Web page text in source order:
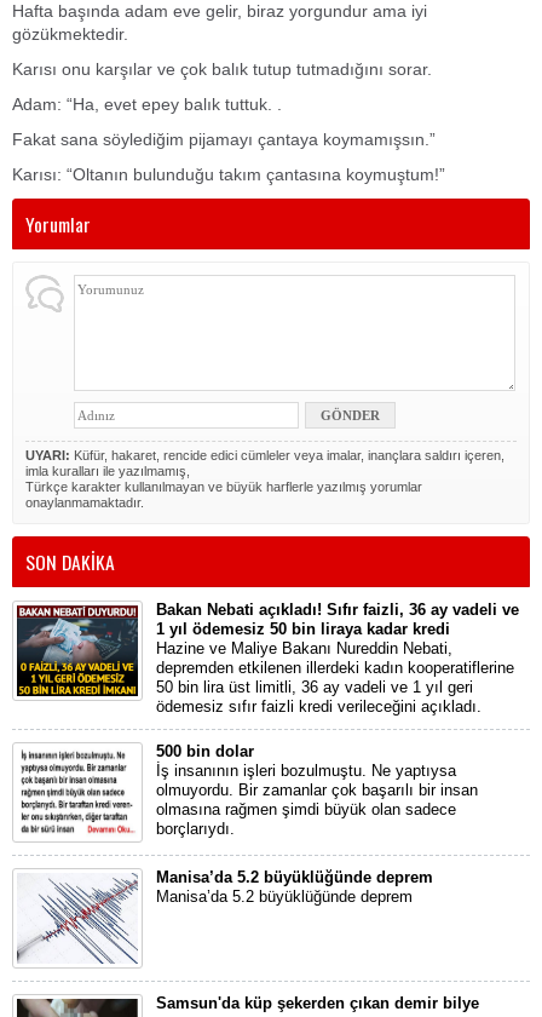
Hafta başında adam eve gelir, biraz yorgundur ama iyi
gözükmektedir.
Karısı onu karşılar ve çok balık tutup tutmadığını sorar.
Adam: “Ha, evet epey balık tuttuk. .
Fakat sana söylediğim pijamayı çantaya koymamışsın.”
Karısı: “Oltanın bulunduğu takım çantasına koymuştum!”
Yorumlar
UYARI: Küfür, hakaret, rencide edici cümleler veya imalar, inançlara saldırı içeren,
imla kuralları ile yazılmamış,
Türkçe karakter kullanılmayan ve büyük harflerle yazılmış yorumlar
onaylanmamaktadır.
SON DAKİKA
Bakan Nebati açıkladı! Sıfır faizli, 36 ay vadeli ve
1 yıl ödemesiz 50 bin liraya kadar kredi
Hazine ve Maliye Bakanı Nureddin Nebati,
depremden etkilenen illerdeki kadın kooperatiflerine
50 bin lira üst limitli, 36 ay vadeli ve 1 yıl geri
ödemesiz sıfır faizli kredi verileceğini açıkladı.
500 bin dolar
İş insanının işleri bozulmuştu. Ne yaptıysa
olmuyordu. Bir zamanlar çok başarılı bir insan
olmasına rağmen şimdi büyük olan sadece
borçlarıydı.
Manisa’da 5.2 büyüklüğünde deprem
Manisa’da 5.2 büyüklüğünde deprem
Samsun'da küp şekerden çıkan demir bilye